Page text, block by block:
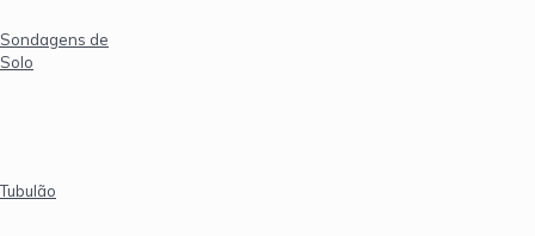
Sondagens de
Solo
Tubulão